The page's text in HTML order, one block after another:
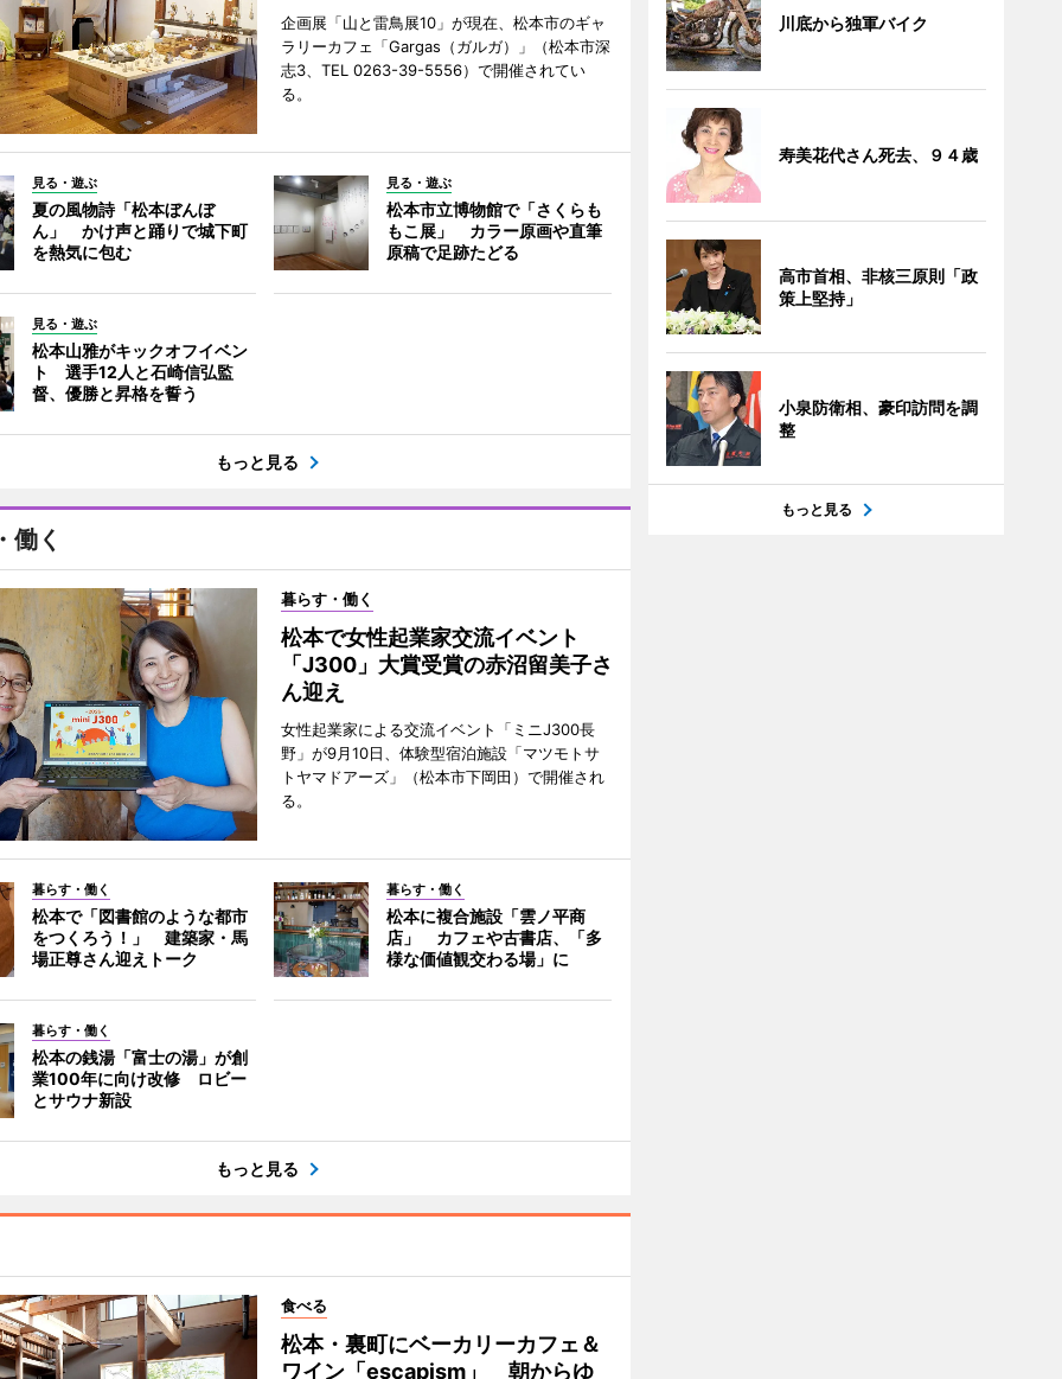
企画展「山と雷鳥展10」が現在、松本市のギャ
ラリーカフェ「Gargas（ガルガ）」（松本市深
志3、TEL 0263-39-5556）で開催されてい
る。
見る・遊ぶ
夏の風物詩「松本ぼんぼ
ん」 かけ声と踊りで城下町
を熱気に包む
見る・遊ぶ
松本市立博物館で「さくらも
もこ展」 カラー原画や直筆
原稿で足跡たどる
見る・遊ぶ
松本山雅がキックオフイベン
ト 選手12人と石崎信弘監
督、優勝と昇格を誓う
もっと見る
働く
暮らす・働く
松本で女性起業家交流イベント
「J300」大賞受賞の赤沼留美子さ
ん迎え
女性起業家による交流イベント「ミニJ300長
野」が9月10日、体験型宿泊施設「マツモトサ
トヤマドアーズ」（松本市下岡田）で開催され
る。
暮らす・働く
松本で「図書館のような都市
をつくろう！」 建築家・馬
場正尊さん迎えトーク
暮らす・働く
松本に複合施設「雲ノ平商
店」 カフェや古書店、「多
様な価値観交わる場」に
暮らす・働く
松本の銭湯「富士の湯」が創
業100年に向け改修 ロビー
とサウナ新設
もっと見る
食べる
松本・裏町にベーカリーカフェ＆
ワイン「escapism」 朝からゆ
川底から独軍バイク
寿美花代さん死去、９４歳
高市首相、非核三原則「政
策上堅持」
小泉防衛相、豪印訪問を調
整
もっと見る